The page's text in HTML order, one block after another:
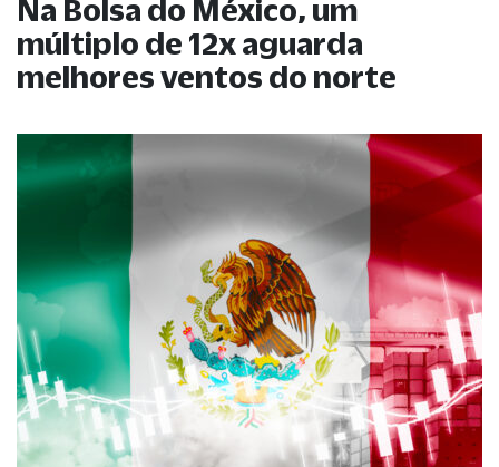
Na Bolsa do México, um
múltiplo de 12x aguarda
melhores ventos do norte